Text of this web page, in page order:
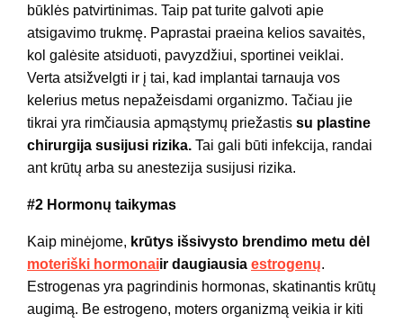
būklės patvirtinimas. Taip pat turite galvoti apie
atsigavimo trukmę. Paprastai praeina kelios savaitės,
kol galėsite atsiduoti, pavyzdžiui, sportinei veiklai.
Verta atsižvelgti ir į tai, kad implantai tarnauja vos
kelerius metus nepažeisdami organizmo. Tačiau jie
tikrai yra rimčiausia apmąstymų priežastis su plastine
chirurgija susijusi rizika. Tai gali būti infekcija, randai
ant krūtų arba su anestezija susijusi rizika.
#2 Hormonų taikymas
Kaip minėjome, krūtys išsivysto brendimo metu dėl
moteriški hormonaiir daugiausia estrogenų.
Estrogenas yra pagrindinis hormonas, skatinantis krūtų
augimą. Be estrogeno, moters organizmą veikia ir kiti